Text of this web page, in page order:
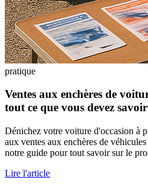
pratique
Ventes aux enchères de
tout ce que vous devez savoir
Dénichez votre voiture d'occasion à
aux ventes aux enchères de
notre guide pour tout savoir sur le
Lire l'article